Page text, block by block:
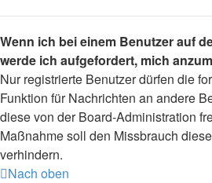
Wenn ich bei einem Benutzer auf
werde ich aufgefordert, mich
Nur registrierte Benutzer dürfen die
Funktion für Nachrichten an andere
diese von der Board-Administration
Maßnahme soll den Missbrauch
verhindern.
Nach oben